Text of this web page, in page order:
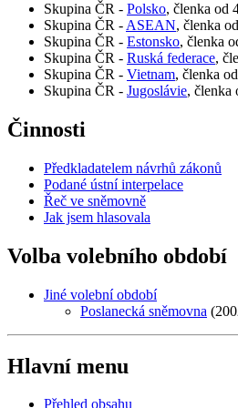
Skupina ČR - Polsko, členka od
Skupina ČR - ASEAN, členka
Skupina ČR - Estonsko, členka
Skupina ČR - Ruská federace,
Skupina ČR - Vietnam, členka
Skupina ČR - Jugoslávie, členka
Činnosti
Předkladatelem návrhů zákonů
Podané ústní interpelace
Řeč ve sněmovně
Jak jsem hlasovala
Volba volebního období
Jiné volební období
Poslanecká sněmovna
Hlavní menu
Přehled obsahu